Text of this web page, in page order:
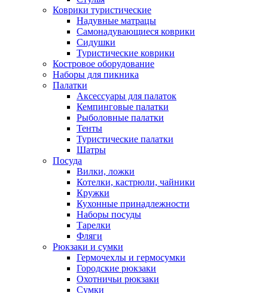
Коврики туристические
Надувные матрацы
Самонадувающиеся коврики
Сидушки
Туристические коврики
Костровое оборудование
Наборы для пикника
Палатки
Аксессуары для палаток
Кемпинговые палатки
Рыболовные палатки
Тенты
Туристические палатки
Шатры
Посуда
Вилки, ложки
Котелки, кастрюли, чайники
Кружки
Кухонные принадлежности
Наборы посуды
Тарелки
Фляги
Рюкзаки и сумки
Гермочехлы и гермосумки
Городские рюкзаки
Охотничьи рюкзаки
Сумки